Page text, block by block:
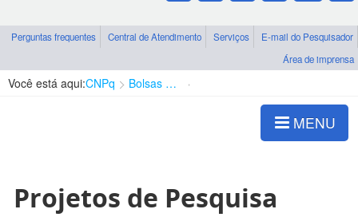
Perguntas frequentes Central de Atendimento Serviços
E-mail do Pesquisador
Área de imprensa
Você está aqui:CNPq Bolsas e Auxílios Vigentes
MENU
Projetos de Pesquisa